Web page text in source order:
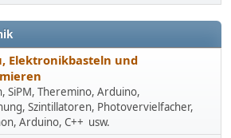
Elektronikbasteln und
SiPM, Theremino, Arduino,
Szintillatoren, Photovervielfacher,
Arduino, C++ usw.